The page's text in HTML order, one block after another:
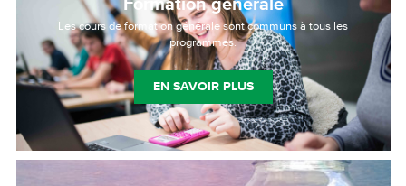
Formation générale
Les cours de formation générale sont communs à tous les
programmes.
EN SAVOIR PLUS